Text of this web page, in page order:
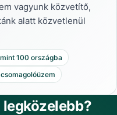
vagyunk közvetítő,
alatt közvetlenül
100 országba